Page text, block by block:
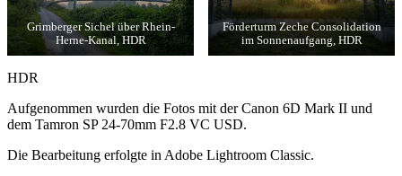
Grimberger Sichel über Rhein-
Herne-Kanal, HDR
Förderturm Zeche Consolidation
im Sonnenaufgang, HDR
HDR
Aufgenommen wurden die Fotos mit der Canon 6D Mark II und
dem Tamron SP 24-70mm F2.8 VC USD.
Die Bearbeitung erfolgte in Adobe Lightroom Classic.